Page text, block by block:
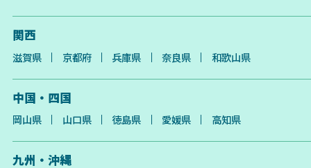
関西
滋賀県 京都府 兵庫県 奈良県 和歌山県
中国・四国
岡山県 山口県 徳島県 愛媛県 高知県
九州・沖縄